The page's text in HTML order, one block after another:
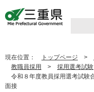
現在位置： トップページ >
教職員採用
> 採用選考試験
令和８年度教員採用選考試験
面接